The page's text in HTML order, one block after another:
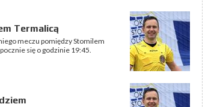
Termalicą
meczu pomiędzy Stomilem
się o godzinie 19:45.